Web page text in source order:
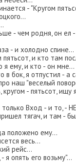
- "Кругом
- чем родня, он ел
- и холодно спине...
пятьсот, и кто там
я ему, и кто - он мне...
в бок, я отпустил - а
наш "веселый
кругом - пятьсот, ищу
Вход - и то, -
тягач, и там -
положено ему...
весь...
рейс...
опять его возьму"...